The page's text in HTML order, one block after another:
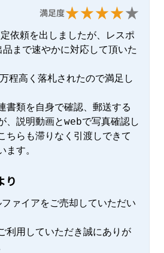
満足度
依頼を出しましたが、レスポ
まで速やかに対応して頂いた
程高く落札されたので満足し
書類を自身で確認、郵送する
、説明動画とwebで写真確認し
ちらも滞りなく引渡しできて
す。
り
ァイアをご売却していただい
利用していただき誠にありが